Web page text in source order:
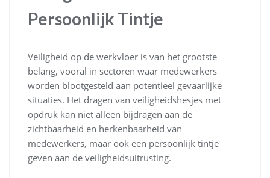
Persoonlijk Tintje
Veiligheid op de werkvloer is van het grootste
belang, vooral in sectoren waar medewerkers
worden blootgesteld aan potentieel gevaarlijke
situaties. Het dragen van veiligheidshesjes met
opdruk kan niet alleen bijdragen aan de
zichtbaarheid en herkenbaarheid van
medewerkers, maar ook een persoonlijk tintje
geven aan de veiligheidsuitrusting.